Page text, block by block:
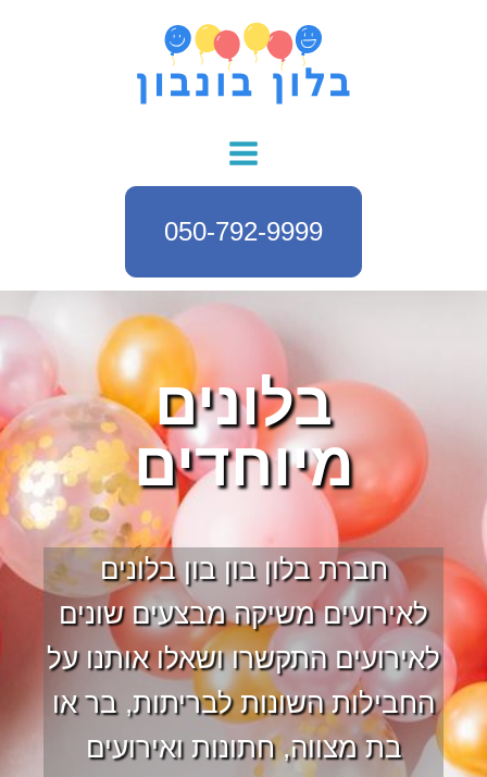
050-792-9999
בלונים
מיוחדים
חברת בלון בון בון בלונים
לאירועים משיקה מבצעים שונים
לאירועים התקשרו ושאלו אותנו על
החבילות השונות לבריתות, בר או
בת מצווה, חתונות ואירועים